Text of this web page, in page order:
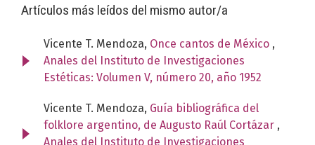
Artículos más leídos del mismo autor/a
Vicente T. Mendoza, Once cantos de México ,
Anales del Instituto de Investigaciones
Estéticas: Volumen V, número 20, año 1952
Vicente T. Mendoza, Guía bibliográfica del
folklore argentino, de Augusto Raúl Cortázar ,
Anales del Instituto de Investigaciones